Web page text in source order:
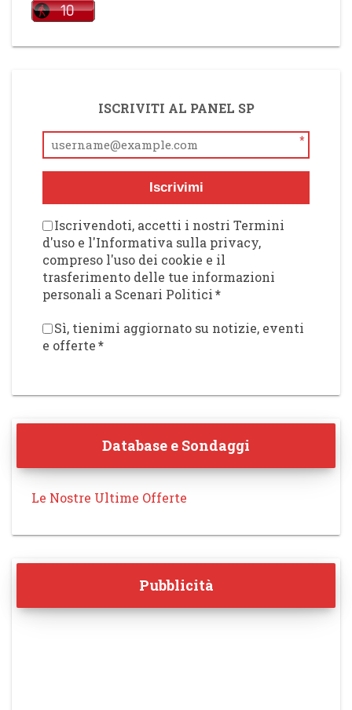
ISCRIVITI AL PANEL SP
*
Iscrivimi
Iscrivendoti, accetti i nostri Termini
d'uso e l'Informativa sulla privacy,
compreso l'uso dei cookie e il
trasferimento delle tue informazioni
personali a Scenari Politici*
Sì, tienimi aggiornato su notizie, eventi
e offerte*
Database e Sondaggi
Le Nostre Ultime Offerte
Pubblicità